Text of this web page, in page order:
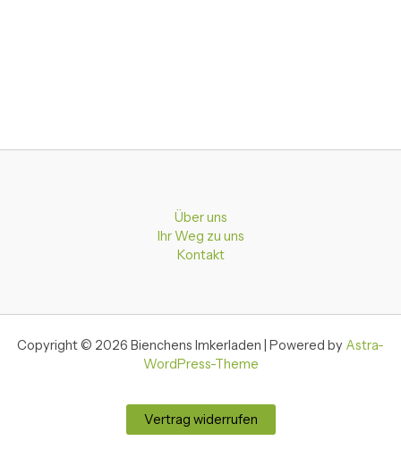
Über uns
Ihr Weg zu uns
Kontakt
Copyright © 2026 Bienchens Imkerladen | Powered by Astra-
WordPress-Theme
Vertrag widerrufen